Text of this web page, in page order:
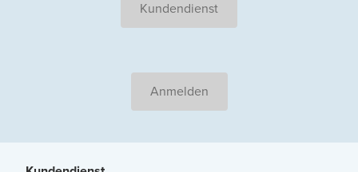
Kundendienst
Anmelden